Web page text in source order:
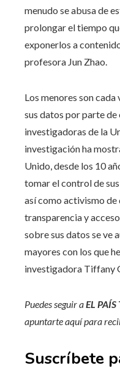
menudo se abusa de
prolongar el tiempo
exponerlos a
profesora Jun Zhao.
Los menores son
sus datos por parte de
investigadoras de la
investigación ha
Unido, desde los 10
tomar el control de
así como activismo de
transparencia y
sobre sus datos se ve
mayores con los que
investigadora Tiffany
Puedes seguir aEL
apuntarte aquí para
Suscríbete